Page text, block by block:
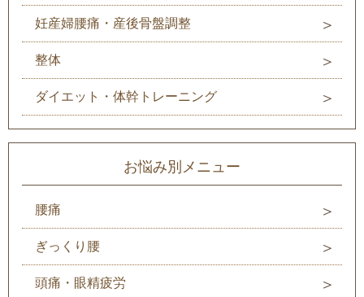
妊産婦腰痛・産後骨盤調整
整体
ダイエット・体幹トレーニング
お悩み別メニュー
腰痛
ぎっくり腰
頭痛・眼精疲労